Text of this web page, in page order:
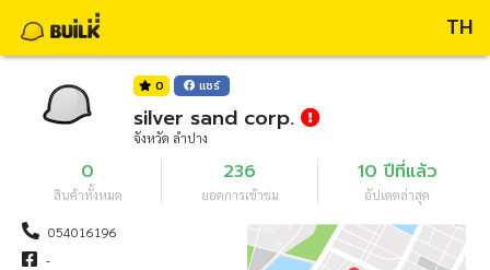
TH
0 แชร์
silver sand corp.
จังหวัด ลำปาง
0
สินค้าทั้งหมด
236
ยอดการเข้าชม
10 ปีที่แล้ว
อัปเดตล่าสุด
054016196
-